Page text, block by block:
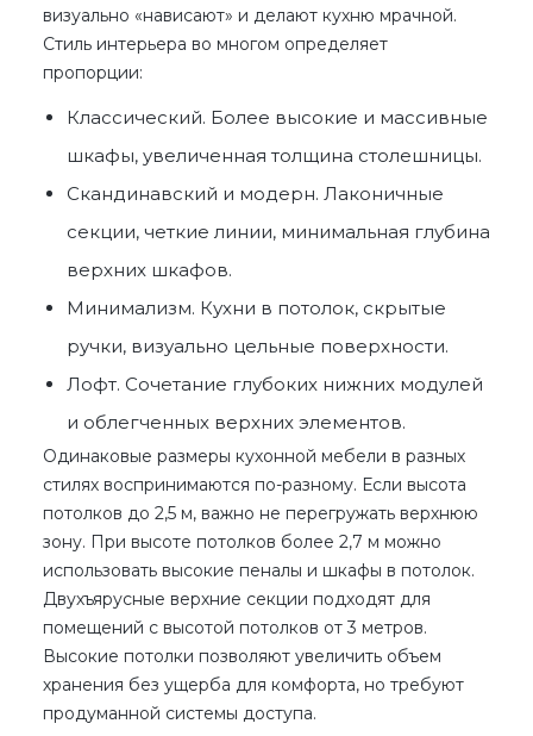
визуально «нависают» и делают кухню мрачной.
Стиль интерьера во многом определяет
пропорции:
Классический. Более высокие и массивные
шкафы, увеличенная толщина столешницы.
Скандинавский и модерн. Лаконичные
секции, четкие линии, минимальная глубина
верхних шкафов.
Минимализм. Кухни в потолок, скрытые
ручки, визуально цельные поверхности.
Лофт. Сочетание глубоких нижних модулей
и облегченных верхних элементов.
Одинаковые размеры кухонной мебели в разных
стилях воспринимаются по-разному. Если высота
потолков до 2,5 м, важно не перегружать верхнюю
зону. При высоте потолков более 2,7 м можно
использовать высокие пеналы и шкафы в потолок.
Двухъярусные верхние секции подходят для
помещений с высотой потолков от 3 метров.
Высокие потолки позволяют увеличить объем
хранения без ущерба для комфорта, но требуют
продуманной системы доступа.